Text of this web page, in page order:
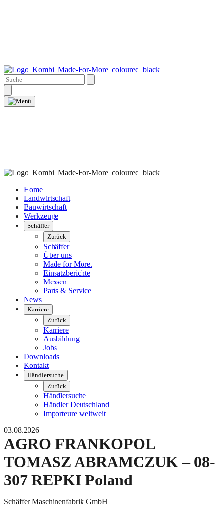
Home
Landwirtschaft
Bauwirtschaft
Werkzeuge
Schäffer
Zurück
Schäffer
Über uns
Made for More.
Einsatzberichte
Messen
Parts & Service
News
Karriere
Zurück
Karriere
Ausbildung
Jobs
Downloads
Kontakt
Händlersuche
Zurück
Händlersuche
Händler Deutschland
Importeure weltweit
03.08.2026
AGRO FRANKOPOL
TOMASZ ABRAMCZUK – 08-
307 REPKI Poland
Schäffer Maschinenfabrik GmbH